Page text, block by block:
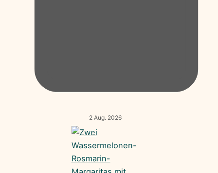
2 Aug. 2026